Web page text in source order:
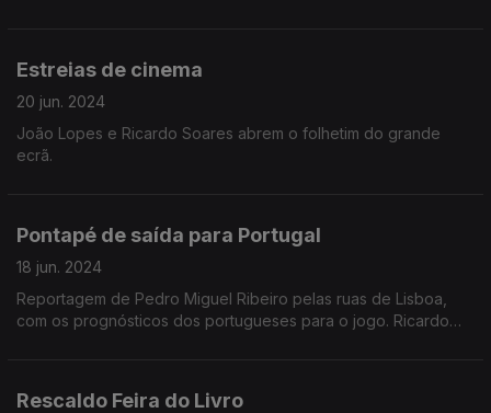
Estreias de cinema
20 jun. 2024
João Lopes e Ricardo Soares abrem o folhetim do grande
ecrã.
Pontapé de saída para Portugal
18 jun. 2024
Reportagem de Pedro Miguel Ribeiro pelas ruas de Lisboa,
com os prognósticos dos portugueses para o jogo. Ricardo
Rescaldo Feira do Livro